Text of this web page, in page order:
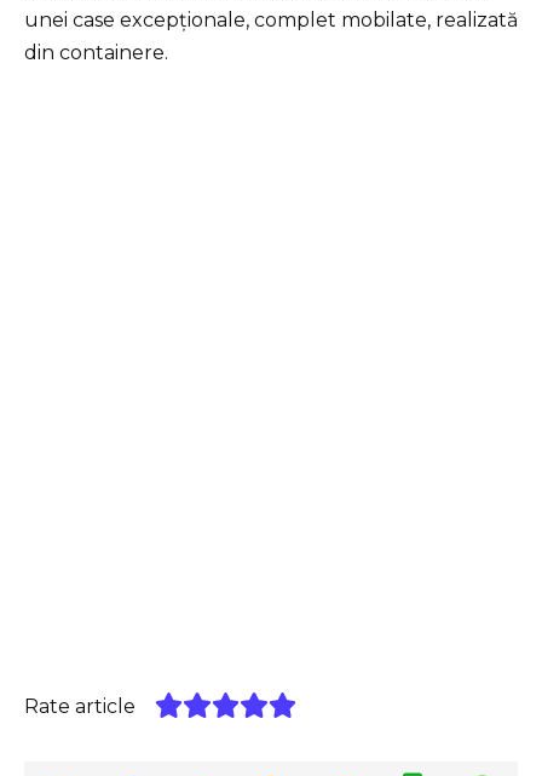
unei case excepționale, complet mobilate, realizată
din containere.
Rate article